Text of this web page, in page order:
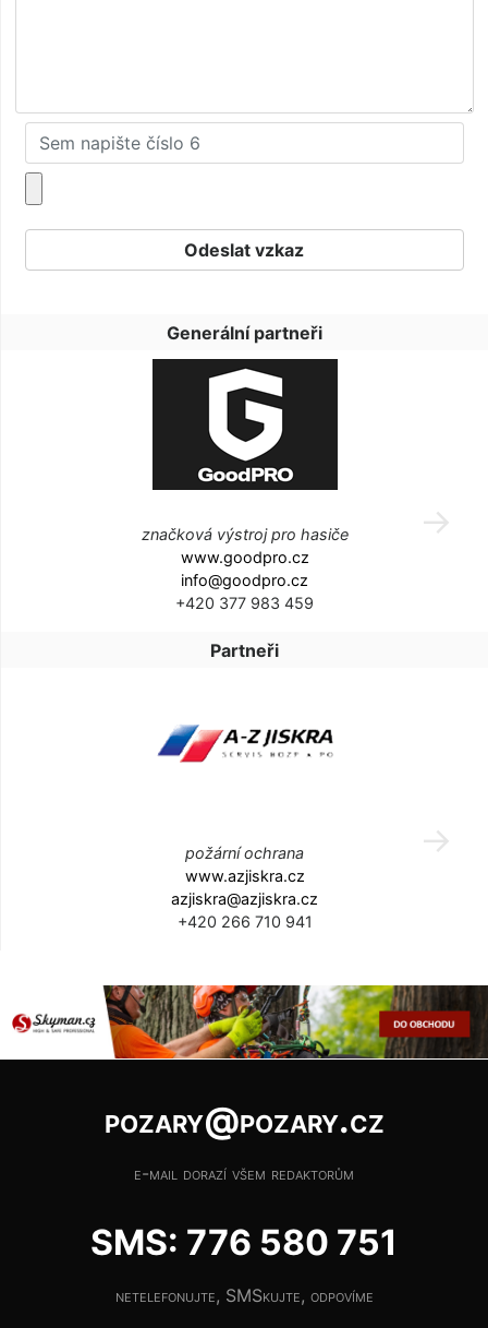
Generální partneři
značková výstroj pro hasiče
www.goodpro.cz
info@goodpro.cz
+420 377 983 459
Partneři
požární ochrana
www.azjiskra.cz
azjiskra@azjiskra.cz
+420 266 710 941
pozary@pozary.cz
e-mail dorazí všem redaktorům
SMS: 776 580 751
netelefonujte, SMSkujte, odpovíme